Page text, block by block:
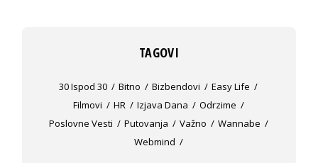
TAGOVI
30 Ispod 30 Bitno Bizbendovi
Easy Life
Filmovi
HR Izjava Dana
Odrzime
Poslovne Vesti
Putovanja Važno
Wannabe
Webmind